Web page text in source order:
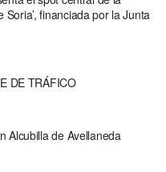
financiada por la Junta
DE TRÁFICO
Alcubilla de Avellaneda